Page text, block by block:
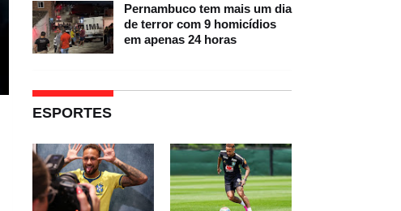
Pernambuco tem mais um dia
de terror com 9 homicídios
em apenas 24 horas
ESPORTES